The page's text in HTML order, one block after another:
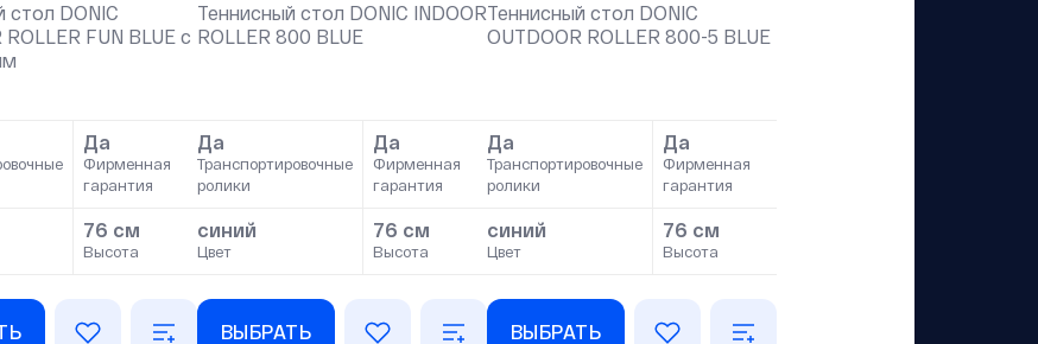
стол DONIC
ROLLER FUN BLUE с
Да
Фирменная
гарантия
76 см
Высота
Теннисный стол DONIC INDOOR
ROLLER 800 BLUE
Да
Транспортировочные
ролики
Да
Фирменная
гарантия
синий
Цвет
76 см
Высота
ВЫБРАТЬ
Теннисный стол DONIC
OUTDOOR ROLLER 800-5 BLUE
Да
Транспортировочные
ролики
Да
Фирменная
гарантия
синий
Цвет
76 см
Высота
ВЫБРАТЬ